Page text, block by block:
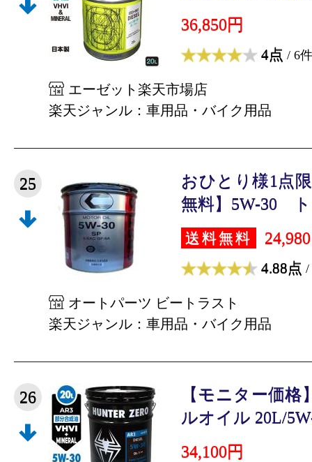
36,850円
4点 / 6件
エーゼット楽天市場店
楽天ジャンル：車用品・バイク用品
25
おひとり様1点
無料】5W-30
送料無料
4.88点 /
オートパーツ ビートラスト
楽天ジャンル：車用品・バイク用品
26
【モニター価
ルオイル 20L/
34,100円